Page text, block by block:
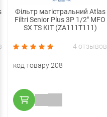
Фільтр магістральний Atlas
Filtri Senior Plus 3P 1/2" MFO
SX TS KIT (ZA111T111)
4 отзывов
код товару 208